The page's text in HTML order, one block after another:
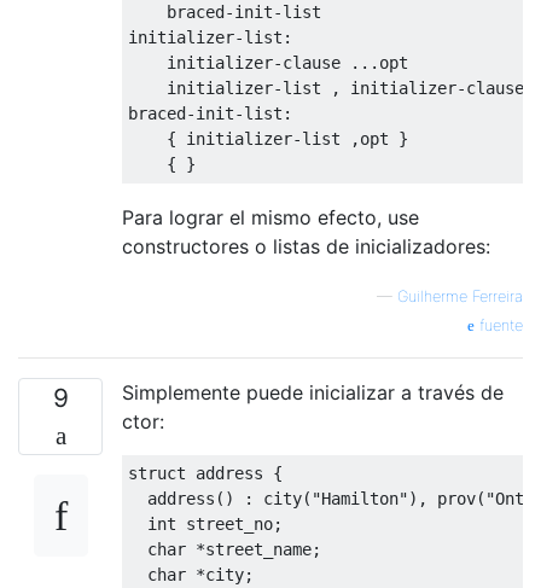
    braced
-init-list
initializer-list :
    initializer
-clause ... opt
    initializer
-list , initializer-clause
braced-init-list :
{ initializer-list ,opt }
{
}
Para lograr el mismo efecto, use
constructores o listas de inicializadores:
— Guilherme Ferreira
fuente
9
Simplemente puede inicializar a través de
ctor:
struct address {
  address
() : city( "Hamilton"), prov(
int street_no;
char *street_name;
char *city;